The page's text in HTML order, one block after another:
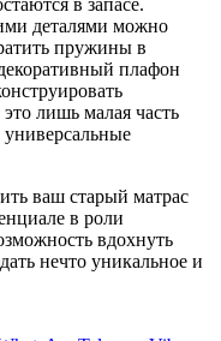
в запасе.
деталями можно
пружины в
плафон
лишь малая часть
ваш старый матрас
в роли
вдохнуть
нечто уникальное и